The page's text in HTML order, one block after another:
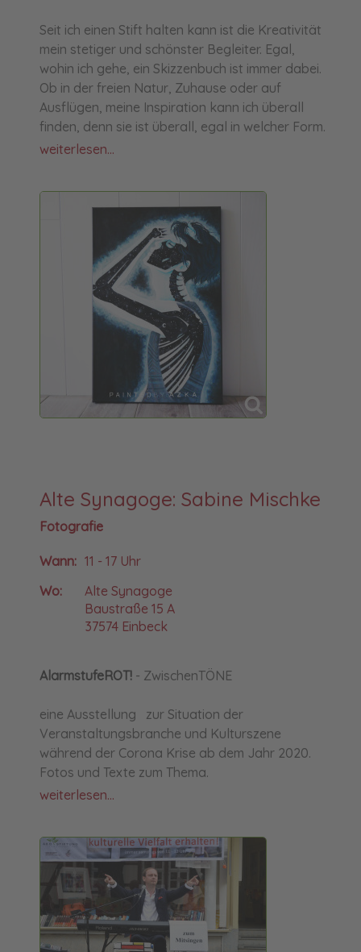
Seit ich einen Stift halten kann ist die Kreativität
mein stetiger und schönster Begleiter. Egal,
wohin ich gehe, ein Skizzenbuch ist immer dabei.
Ob in der freien Natur, Zuhause oder auf
Ausflügen, meine Inspiration kann ich überall
finden, denn sie ist überall, egal in welcher Form.
weiterlesen...
Alte Synagoge: Sabine Mischke
Fotografie
Wann: 11 - 17 Uhr
Wo:
Alte Synagoge
Baustraße 15 A
37574 Einbeck
AlarmstufeROT! - ZwischenTÖNE
eine Ausstellung zur Situation der
Veranstaltungsbranche und Kulturszene
während der Corona Krise ab dem Jahr 2020.
Fotos und Texte zum Thema.
weiterlesen...